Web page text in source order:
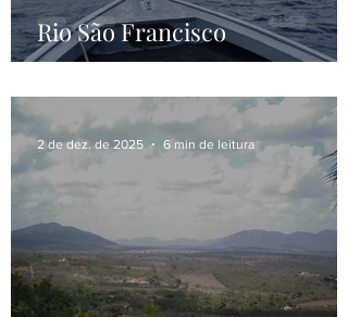
Rio São Francisco